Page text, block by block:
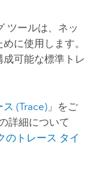
ツールは、ネッ
に使用します。
可能な標準トレ
ス (Trace)」をご
詳細について
のトレース タイ